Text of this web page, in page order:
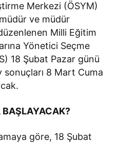
Merkezi (ÖSYM)
ve müdür
Milli Eğitim
Yönetici Seçme
18 Şubat Pazar günü
sonuçları 8 Mart Cuma
BAŞLAYACAK?
göre, 18 Şubat